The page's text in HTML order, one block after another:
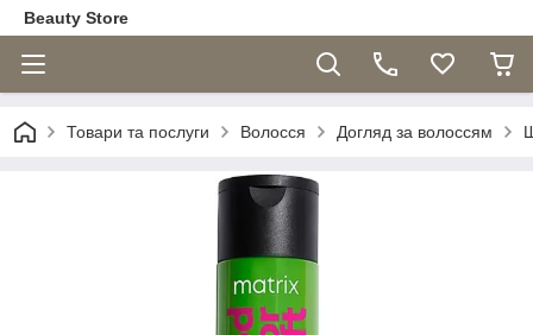
Beauty Store
Товари та послуги Волосся Догляд за волоссям